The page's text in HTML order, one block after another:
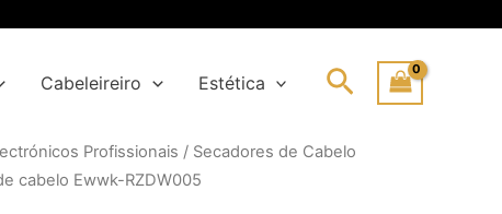
Cabeleireiro Estética Search
Profissionais / Secadores de Cabelo
cabelo Ewwk-RZDW005